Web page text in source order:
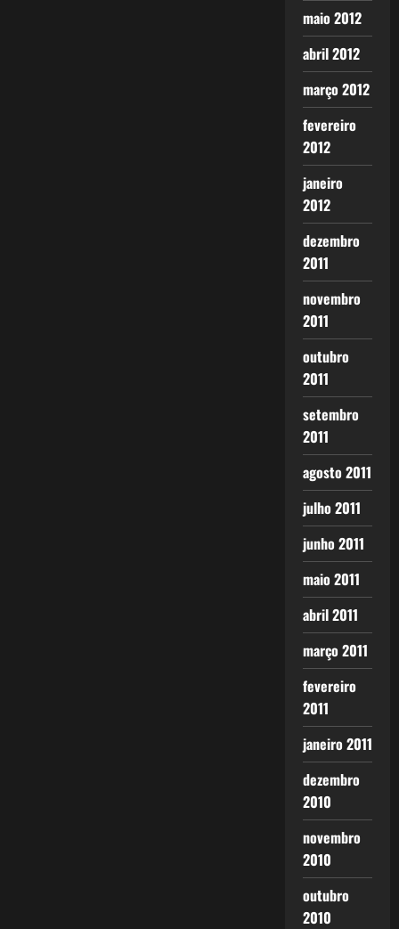
maio 2012
abril 2012
março 2012
fevereiro
2012
janeiro
2012
dezembro
2011
novembro
2011
outubro
2011
setembro
2011
agosto 2011
julho 2011
junho 2011
maio 2011
abril 2011
março 2011
fevereiro
2011
janeiro 2011
dezembro
2010
novembro
2010
outubro
2010